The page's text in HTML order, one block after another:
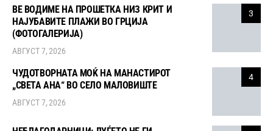
3
ВЕ ВОДИМЕ НА ПРОШЕТКА НИЗ КРИТ И
НАЈУБАВИТЕ ПЛАЖИ ВО ГРЦИЈА
(ФОТОГАЛЕРИЈА)
АВГУСТ 7, 2026
4
ЧУДОТВОРНАТА МОЌ НА МАНАСТИРОТ
„СВЕТА АНА“ ВО СЕЛО МАЛОВИШТЕ
АВГУСТ 7, 2026